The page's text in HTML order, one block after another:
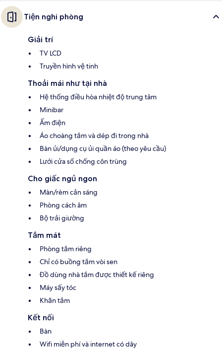
Tiện nghi phòng
Giải trí
TV LCD
Truyền hình vệ tinh
Thoải mái như tại nhà
Hệ thống điều hòa nhiệt độ trung tâm
Minibar
Ấm điện
Áo choàng tắm và dép đi trong nhà
Bàn ủi/dụng cụ ủi quần áo (theo yêu cầu)
Lưới cửa sổ chống côn trùng
Cho giấc ngủ ngon
Màn/rèm cản sáng
Phòng cách âm
Bộ trải giường
Tắm mát
Phòng tắm riêng
Chỉ có buồng tắm vòi sen
Đồ dùng nhà tắm được thiết kế riêng
Máy sấy tóc
Khăn tắm
Kết nối
Bàn
Wifi miễn phí và internet có dây